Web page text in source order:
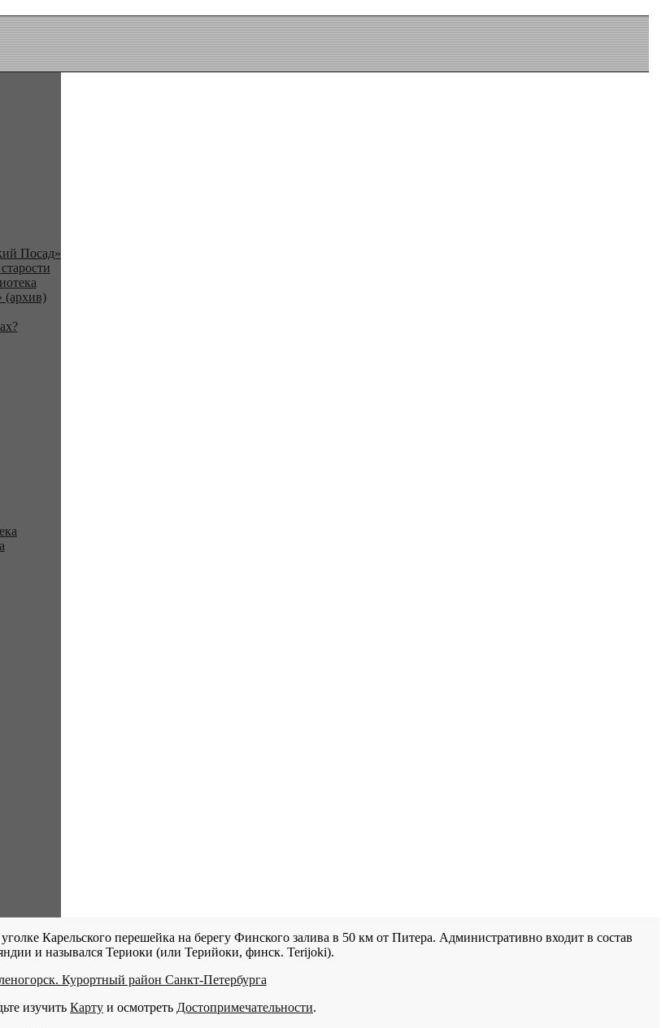
Посад»
(архив)
Карельского перешейка на берегу Финского залива в 50 км от Питера. Административно входит в состав
и назывался Териоки (или Терийоки, финск. Terijoki).
изучить Карту и осмотреть Достопримечательности.